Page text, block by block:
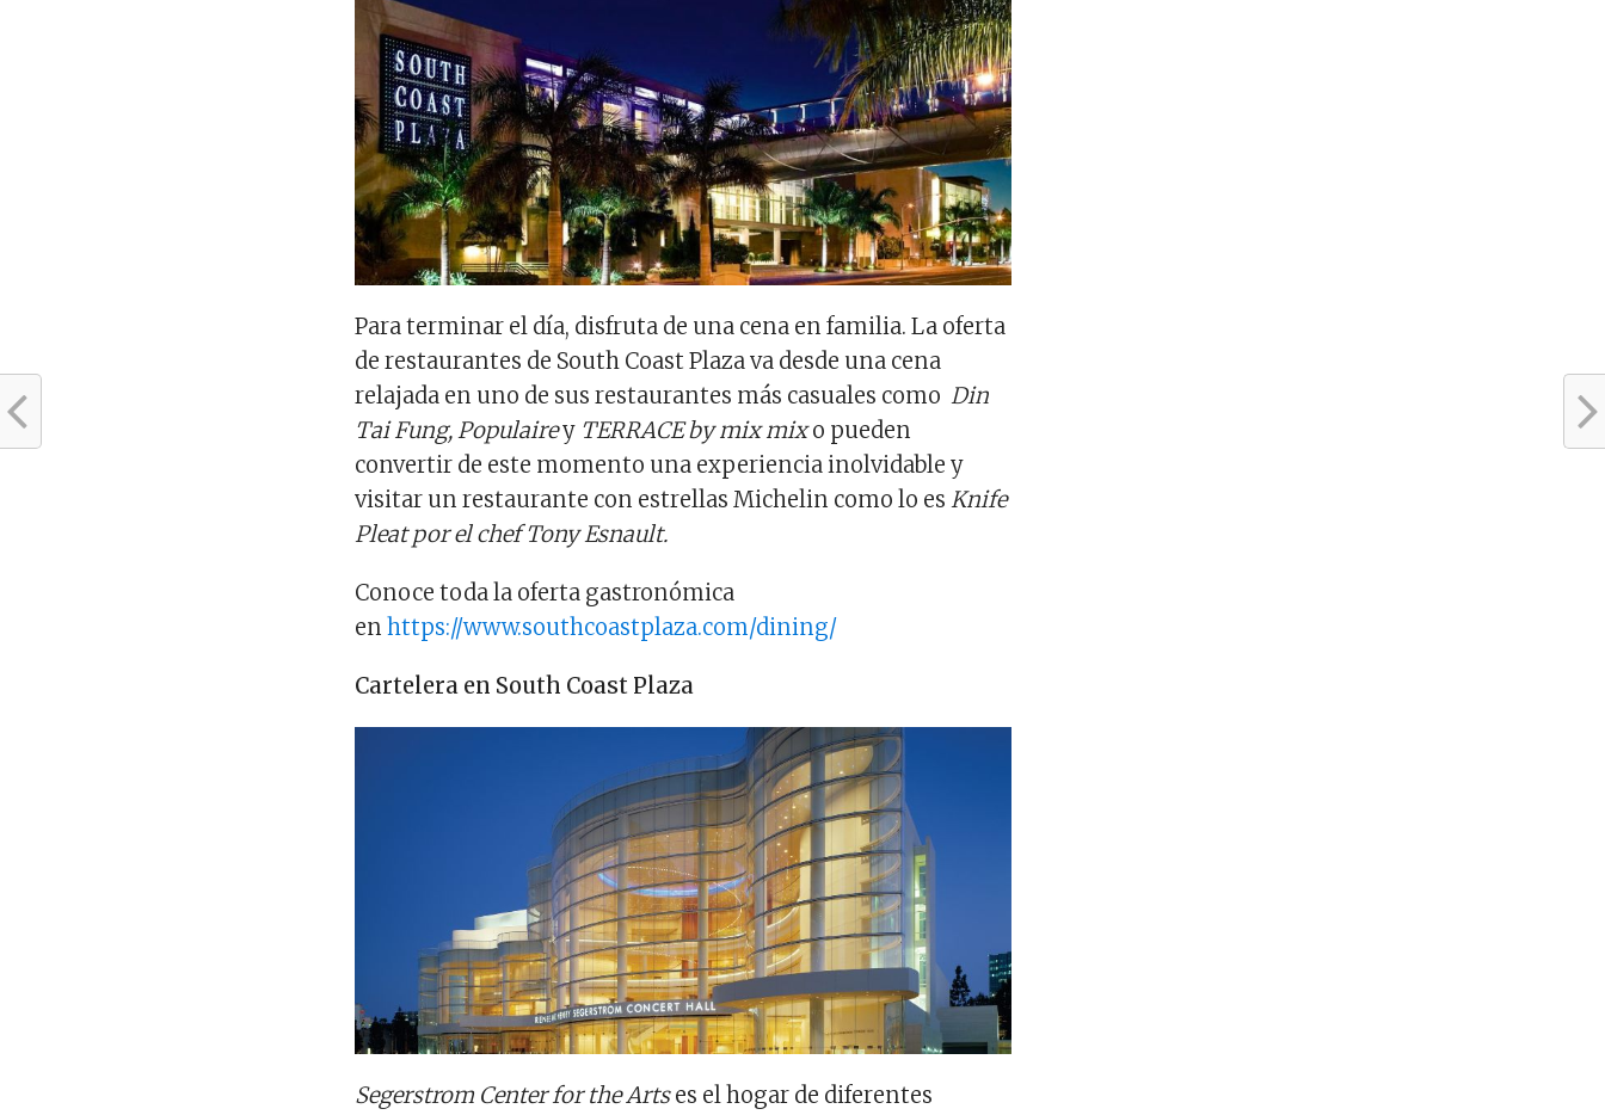
Para terminar el día, disfruta de una cena en familia. La oferta
de restaurantes de South Coast Plaza va desde una cena
relajada en uno de sus restaurantes más casuales comoDin
Tai Fung, Populairey TERRACE by mix mixo pueden
convertir de este momento una experiencia inolvidable y
visitar un restaurante con estrellas Michelin como lo esKnife
Pleat por el chef Tony Esnault.
Conoce toda la oferta gastronómica
enhttps://www.southcoastplaza.com/dining/
Cartelera en South Coast Plaza
Segerstrom Center for the Artses el hogar de diferentes